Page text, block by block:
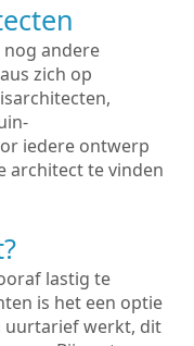
andere
zich op
iedere ontwerp
architect te vinden
lastig te
is het een optie
uurtarief werkt, dit